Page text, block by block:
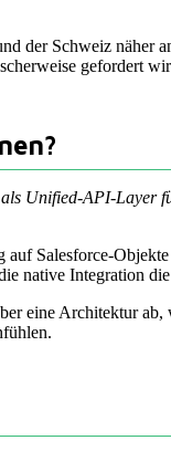
der Schweiz näher
gefordert
Unified-API-Layer
Salesforce-
native Integration
eine Architektur